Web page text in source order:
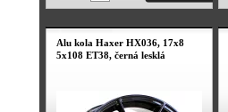
Alu kola Haxer HX036, 17x8
5x108 ET38, černá lesklá